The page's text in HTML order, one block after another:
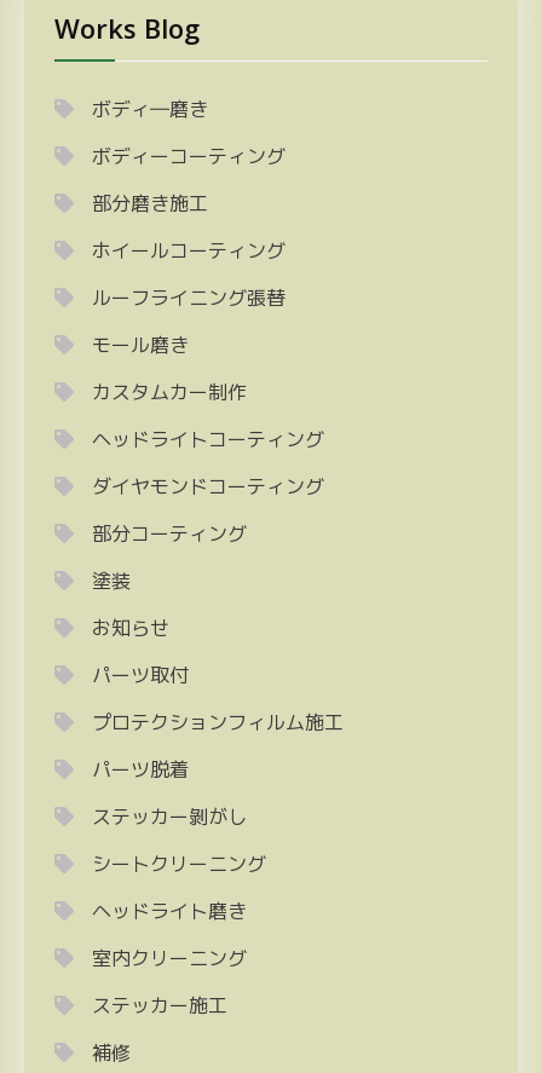
ペ
ジ
送
り
Works Blog
ボディ―磨き
ボディーコーティング
部分磨き施工
ホイールコーティング
ルーフライニング張替
モール磨き
カスタムカー制作
ヘッドライトコーティング
ダイヤモンドコーティング
部分コーティング
塗装
お知らせ
パーツ取付
プロテクションフィルム施工
パーツ脱着
ステッカー剝がし
シートクリーニング
ヘッドライト磨き
室内クリーニング
ステッカー施工
補修